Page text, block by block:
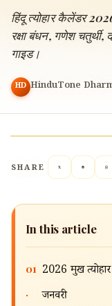
हिंदू त्योहार कैलेंडर
रक्षा बंधन, गणेश चतुर्थी,
गाइड।
HD HinduTone
SHARE
In this article
01 2026 प्रमुख
· जनवरी